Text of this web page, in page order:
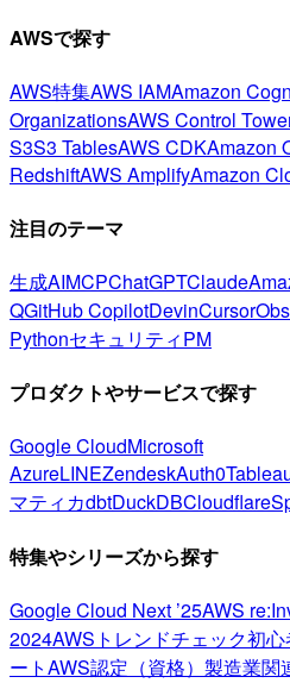
AWSで探す
AWS特集AWS IAMAmazon
OrganizationsAWS Control
S3S3 TablesAWS CDKAmazon
RedshiftAWS AmplifyAmazon
注目のテーマ
生成AIMCPChatGPTClaude
QGitHub CopilotDevinCursor
PythonセキュリティPM
プロダクトやサービスで探す
Google CloudMicrosoft
AzureLINEZendeskAuth0
マティカdbtDuckDBCloudflare
特集やシリーズから探す
Google Cloud Next ’25AWS
2024AWSトレンドチェック初心
ートAWS認定（資格） 製造業関